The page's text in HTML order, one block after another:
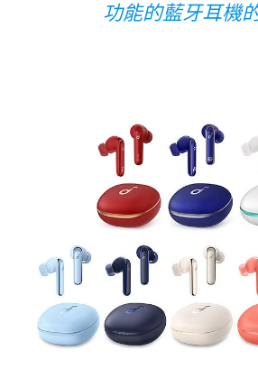
功能的藍牙耳機